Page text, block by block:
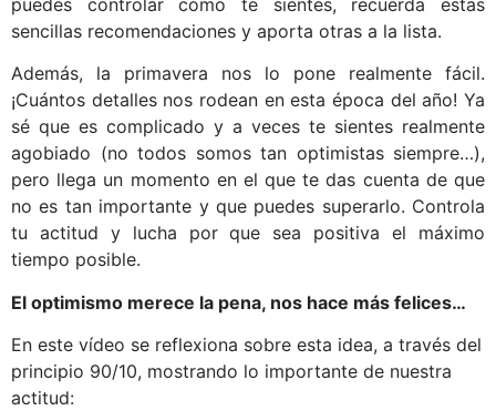
puedes controlar cómo te sientes, recuerda estas
sencillas recomendaciones y aporta otras a la lista.
Además, la primavera nos lo pone realmente fácil.
¡Cuántos detalles nos rodean en esta época del año! Ya
sé que es complicado y a veces te sientes realmente
agobiado (no todos somos tan optimistas siempre…),
pero llega un momento en el que te das cuenta de que
no es tan importante y que puedes superarlo. Controla
tu actitud y lucha por que sea positiva el máximo
tiempo posible.
El optimismo merece la pena, nos hace más felices…
En este vídeo se reflexiona sobre esta idea, a través del
principio 90/10, mostrando lo importante de nuestra
actitud: